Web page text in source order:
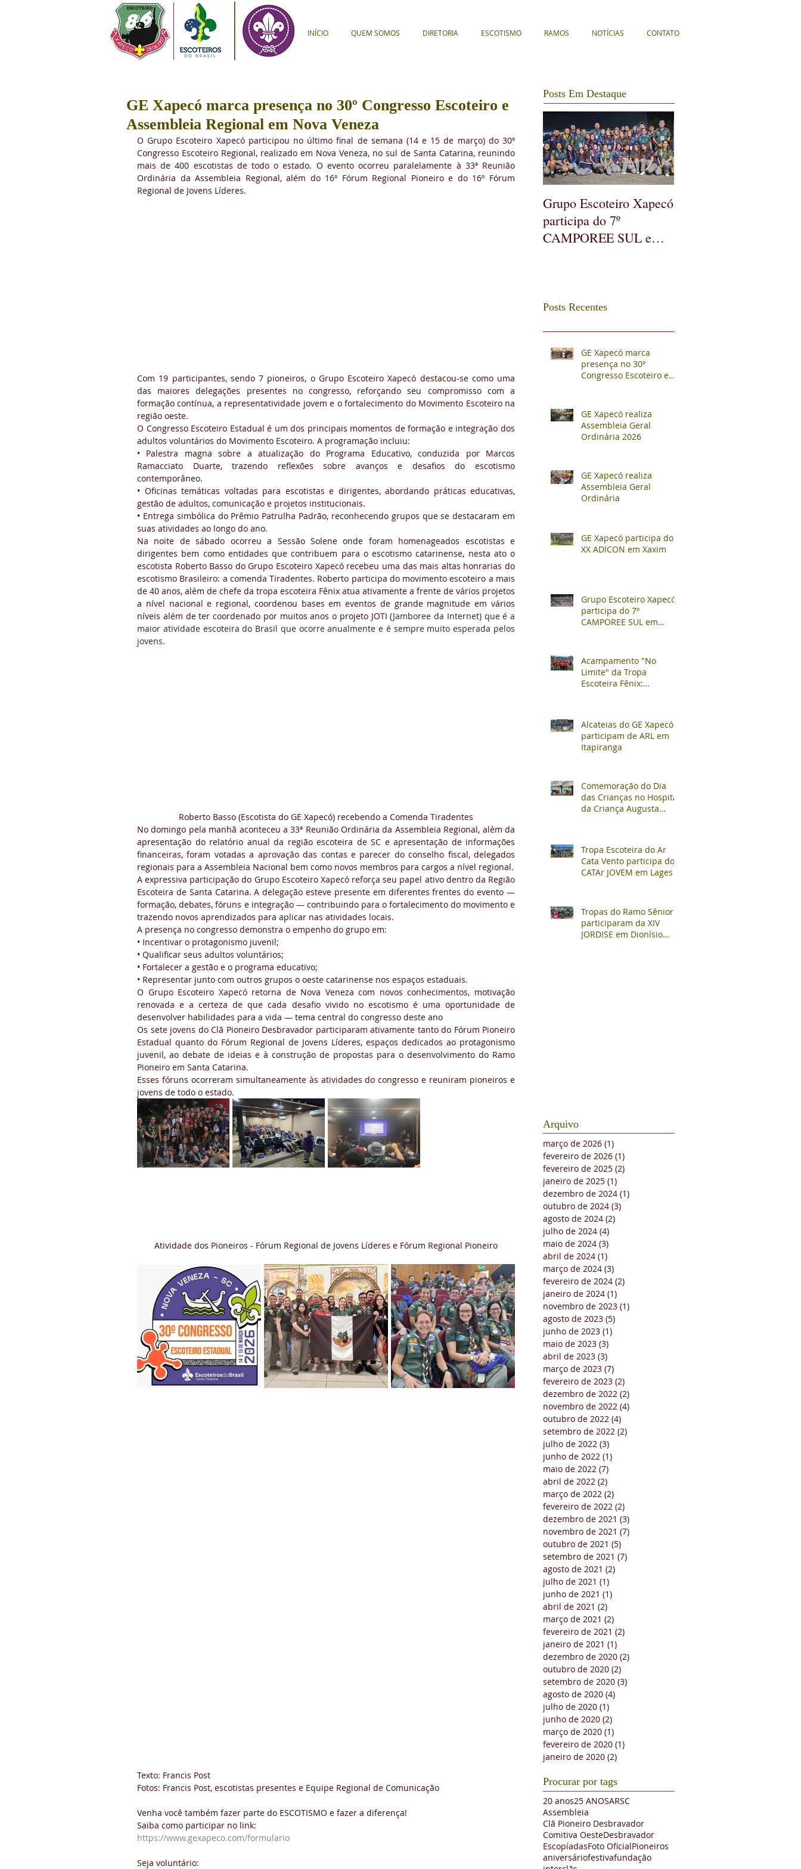
INÍCIO QUEM SOMOS DIRETORIA ESCOTISMO RAMOS NOTÍCIAS CONTATO
GE Xapecó marca presença no 30º Congresso Escoteiro e
Assembleia Regional em Nova Veneza
O Grupo Escoteiro Xapecó participou no último final de semana (14 e 15 de março) do 30º
Congresso Escoteiro Regional, realizado em Nova Veneza, no sul de Santa Catarina, reunindo
mais de 400 escotistas de todo o estado. O evento ocorreu paralelamente à 33ª Reunião
Ordinária da Assembleia Regional, além do 16º Fórum Regional Pioneiro e do 16º Fórum
Regional de Jovens Líderes.
Com 19 participantes, sendo 7 pioneiros, o Grupo Escoteiro Xapecó destacou-se como uma
das maiores delegações presentes no congresso, reforçando seu compromisso com a
formação contínua, a representatividade jovem e o fortalecimento do Movimento Escoteiro na
região oeste.
O Congresso Escoteiro Estadual é um dos principais momentos de formação e integração dos
adultos voluntários do Movimento Escoteiro. A programação incluiu:
• Palestra magna sobre a atualização do Programa Educativo, conduzida por Marcos
Ramacciato Duarte, trazendo reflexões sobre avanços e desafios do escotismo
contemporâneo.
• Oficinas temáticas voltadas para escotistas e dirigentes, abordando práticas educativas,
gestão de adultos, comunicação e projetos institucionais.
• Entrega simbólica do Prêmio Patrulha Padrão, reconhecendo grupos que se destacaram em
suas atividades ao longo do ano.
Na noite de sábado ocorreu a Sessão Solene onde foram homenageados escotistas e
dirigentes bem como entidades que contribuem para o escotismo catarinense, nesta ato o
escotista Roberto Basso do Grupo Escoteiro Xapecó recebeu uma das mais altas honrarias do
escotismo Brasileiro: a comenda Tiradentes. Roberto participa do movimento escoteiro a mais
de 40 anos, além de chefe da tropa escoteira Fênix atua ativamente a frente de vários projetos
a nível nacional e regional, coordenou bases em eventos de grande magnitude em vários
níveis além de ter coordenado por muitos anos o projeto JOTI (Jamboree da Internet) que é a
maior atividade escoteira do Brasil que ocorre anualmente e é sempre muito esperada pelos
jovens.
Roberto Basso (Escotista do GE Xapecó) recebendo a Comenda Tiradentes
No domingo pela manhã aconteceu a 33ª Reunião Ordinária da Assembleia Regional, além da
apresentação do relatório anual da região escoteira de SC e apresentação de informações
financeiras, foram votadas a aprovação das contas e parecer do conselho fiscal, delegados
regionais para a Assembleia Nacional bem como novos membros para cargos a nível regional.
A expressiva participação do Grupo Escoteiro Xapecó reforça seu papel ativo dentro da Região
Escoteira de Santa Catarina. A delegação esteve presente em diferentes frentes do evento —
formação, debates, fóruns e integração — contribuindo para o fortalecimento do movimento e
trazendo novos aprendizados para aplicar nas atividades locais.
A presença no congresso demonstra o empenho do grupo em:
• Incentivar o protagonismo juvenil;
• Qualificar seus adultos voluntários;
• Fortalecer a gestão e o programa educativo;
• Representar junto com outros grupos o oeste catarinense nos espaços estaduais.
O Grupo Escoteiro Xapecó retorna de Nova Veneza com novos conhecimentos, motivação
renovada e a certeza de que cada desafio vivido no escotismo é uma oportunidade de
desenvolver habilidades para a vida — tema central do congresso deste ano
Os sete jovens do Clã Pioneiro Desbravador participaram ativamente tanto do Fórum Pioneiro
Estadual quanto do Fórum Regional de Jovens Líderes, espaços dedicados ao protagonismo
juvenil, ao debate de ideias e à construção de propostas para o desenvolvimento do Ramo
Pioneiro em Santa Catarina.
Esses fóruns ocorreram simultaneamente às atividades do congresso e reuniram pioneiros e
jovens de todo o estado.
Atividade dos Pioneiros - Fórum Regional de Jovens Líderes e Fórum Regional Pioneiro
Texto: Francis Post
Fotos: Francis Post, escotistas presentes e Equipe Regional de Comunicação
Venha você também fazer parte do ESCOTISMO e fazer a diferença!
Saiba como participar no link:
https://www.gexapeco.com/formulario
Seja voluntário:
Posts Em Destaque
Grupo Escoteiro Xapecó
participa do 7º
CAMPOREE SUL em
Posts Recentes
GE Xapecó marca
presença no 30º
Congresso Escoteiro e
GE Xapecó realiza
Assembleia Geral
Ordinária 2026
GE Xapecó realiza
Assembleia Geral
Ordinária
GE Xapecó participa do
XX ADICON em Xaxim
Grupo Escoteiro Xapecó
participa do 7º
CAMPOREE SUL em
Acampamento "No
Limite" da Tropa
Escoteira Fênix:
Alcateias do GE Xapecó
participam de ARL em
Itapiranga
Comemoração do Dia
das Crianças no Hospital
da Criança Augusta
Tropa Escoteira do Ar
Cata Vento participa do
CATAr JOVEM em Lages
Tropas do Ramo Sênior
participaram da XIV
JORDISE em Dionísio
Arquivo
março de 2026 (1)
fevereiro de 2026 (1)
fevereiro de 2025 (2)
janeiro de 2025 (1)
dezembro de 2024 (1)
outubro de 2024 (3)
agosto de 2024 (2)
julho de 2024 (4)
maio de 2024 (3)
abril de 2024 (1)
março de 2024 (3)
fevereiro de 2024 (2)
janeiro de 2024 (1)
novembro de 2023 (1)
agosto de 2023 (5)
junho de 2023 (1)
maio de 2023 (3)
abril de 2023 (3)
março de 2023 (7)
fevereiro de 2023 (2)
dezembro de 2022 (2)
novembro de 2022 (4)
outubro de 2022 (4)
setembro de 2022 (2)
julho de 2022 (3)
junho de 2022 (1)
maio de 2022 (7)
abril de 2022 (2)
março de 2022 (2)
fevereiro de 2022 (2)
dezembro de 2021 (3)
novembro de 2021 (7)
outubro de 2021 (5)
setembro de 2021 (7)
agosto de 2021 (2)
julho de 2021 (1)
junho de 2021 (1)
abril de 2021 (2)
março de 2021 (2)
fevereiro de 2021 (2)
janeiro de 2021 (1)
dezembro de 2020 (2)
outubro de 2020 (2)
setembro de 2020 (3)
agosto de 2020 (4)
julho de 2020 (1)
junho de 2020 (2)
março de 2020 (1)
fevereiro de 2020 (1)
janeiro de 2020 (2)
Procurar por tags
20 anos25 ANOSARSC
Assembleia
Clã Pioneiro Desbravador
Comitiva OesteDesbravador
EscopíadasFoto OficialPioneiros
aniversáriofestivafundação